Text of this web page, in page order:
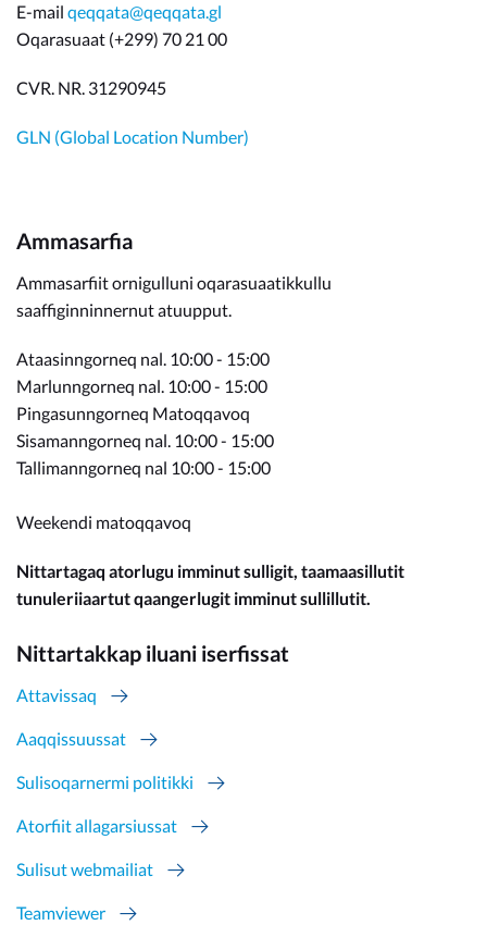
E-mail qeqqata@qeqqata.gl
Oqarasuaat (+299) 70 21 00
CVR. NR. 31290945
GLN (Global Location Number)
Ammasarfia
Ammasarfiit ornigulluni oqarasuaatikkullu
saaffiginninnernut atuupput.
Ataasinngorneq nal. 10:00 - 15:00
Marlunngorneq nal. 10:00 - 15:00
Pingasunngorneq Matoqqavoq
Sisamanngorneq nal. 10:00 - 15:00
Tallimanngorneq nal 10:00 - 15:00
Weekendi matoqqavoq
Nittartagaq atorlugu imminut sulligit, taamaasillutit
tunuleriiaartut qaangerlugit imminut sullillutit.
Nittartakkap iluani iserfissat
Attavissaq
Aaqqissuussat
Sulisoqarnermi politikki
Atorfiit allagarsiussat
Sulisut webmailiat
Teamviewer